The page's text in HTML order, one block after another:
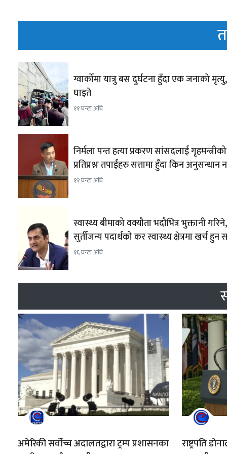
ग्वार्कोमा यात्रु बस दुर्घटना हुँदा एक जनाको
घाइते
११ घन्टा अघि
निर्मला पन्त हत्या प्रकरण सांसदलाई गृहमन्त्रीको
प्रतिप्रश्नः तपाईंहरु सत्तामा हुँदा किन अनुसन्धान
१२ घन्टा अघि
स्वास्थ्य बीमाको वक्यौता भदौभित्र भुक्तानी गरिने,
सुर्तीजन्य पदार्थको कर स्वास्थ्य क्षेत्रमा खर्च
१६ घन्टा अघि
अमेरिकी सर्वोच्च अदालतद्वारा ट्रम्प प्रशासनका
राष्ट्रपति